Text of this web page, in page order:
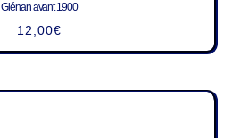
Glénan avant 1900
12,00€